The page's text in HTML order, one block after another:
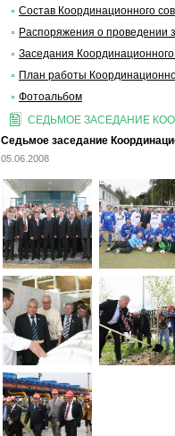
Состав Координационного
Распоряжения о проведении
Заседания
План работы
Фотоальбом
СЕДЬМОЕ ЗАСЕДАНИЕ
Седьмое заседание
05.06.2008